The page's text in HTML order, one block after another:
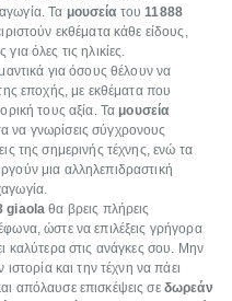
Τα μουσεία του11888
εκθέματα κάθε είδους,
όλες τις ηλικίες.
για όσους θέλουν να
εποχής, με εκθέματα που
τους αξία. Τα μουσεία
να γνωρίσεις σύγχρονους
της σημερινής τέχνης, ενώ τα
μια αλληλεπιδραστική
giaola θα βρεις πλήρεις
ώστε να επιλέξεις γρήγορα
καλύτερα στις ανάγκες σου. Μην
ιστορία και την τέχνη να πάει
απόλαυσε επισκέψεις σε δωρεάν